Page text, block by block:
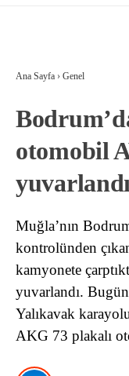
Ana Sayfa › Genel
otomobil
Muğla’nın
kontrolünden
kamyonete
yuvarlandı.
Yalıkavak
AKG 73 plakalı